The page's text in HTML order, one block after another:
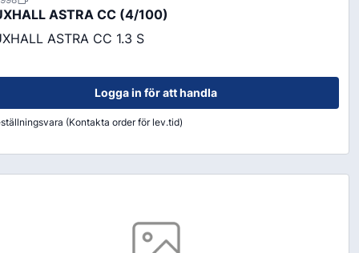
ASTRA CC (4/100)
ASTRA CC 1.3 S
Logga in för att handla
(Kontakta order för lev.tid)